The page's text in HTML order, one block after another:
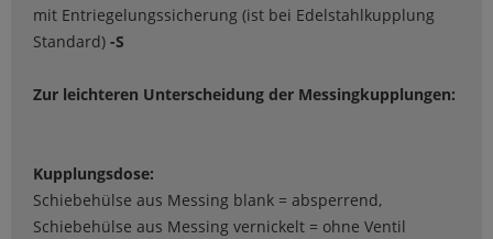
mit Entriegelungssicherung (ist bei Edelstahlkupplung
Standard) -S
Zur leichteren Unterscheidung der Messingkupplungen:
Kupplungsdose:
Schiebehülse aus Messing blank = absperrend,
Schiebehülse aus Messing vernickelt = ohne Ventil